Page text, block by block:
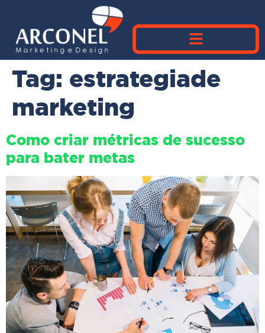
Tag: estrategiade
marketing
Como criar métricas de sucesso
para bater metas